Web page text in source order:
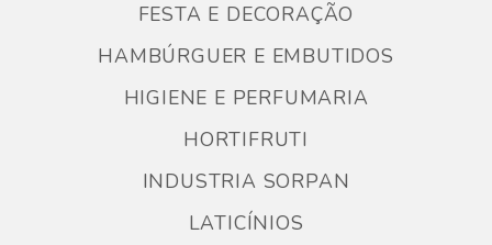
FESTA E DECORAÇÃO
HAMBÚRGUER E EMBUTIDOS
HIGIENE E PERFUMARIA
HORTIFRUTI
INDUSTRIA SORPAN
LATICÍNIOS